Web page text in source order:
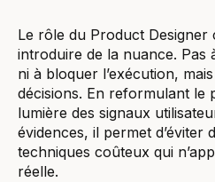
Le rôle du Product Designer
introduire de la nuance.
ni à bloquer l’exécution,
décisions. En reformulant le
lumière des signaux
évidences, il permet d’éviter
techniques coûteux qui
réelle.